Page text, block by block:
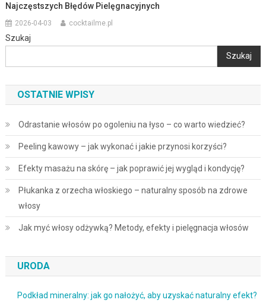
Najczęstszych Błędów Pielęgnacyjnych
2026-04-03 cocktailme.pl
Szukaj
Szukaj
OSTATNIE WPISY
Odrastanie włosów po ogoleniu na łyso – co warto wiedzieć?
Peeling kawowy – jak wykonać i jakie przynosi korzyści?
Efekty masażu na skórę – jak poprawić jej wygląd i kondycję?
Płukanka z orzecha włoskiego – naturalny sposób na zdrowe
włosy
Jak myć włosy odżywką? Metody, efekty i pielęgnacja włosów
URODA
Podkład mineralny: jak go nałożyć, aby uzyskać naturalny efekt?